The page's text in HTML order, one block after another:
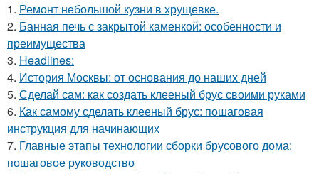
1. Ремонт небольшой кузни в хрущевке.
2. Банная печь с закрытой каменкой: особенности и
преимущества
3. Headlines:
4. История Москвы: от основания до наших дней
5. Сделай сам: как создать клееный брус своими руками
6. Как самому сделать клееный брус: пошаговая
инструкция для начинающих
7. Главные этапы технологии сборки брусового дома:
пошаговое руководство